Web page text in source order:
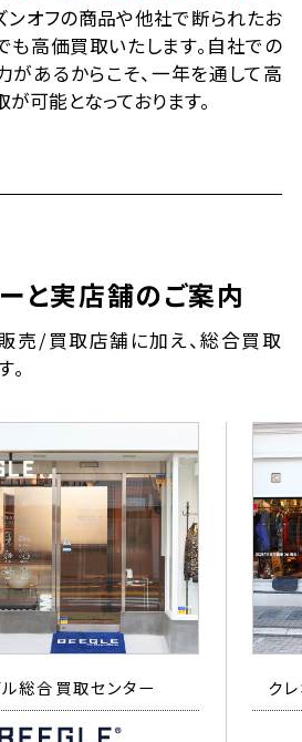
ンオフの商品や他社で断られたお
も高価買取いたします。自社での
があるからこそ、一年を通して高
可能となっております。
と実店舗のご案内
売/買取店舗に加え、総合買取
総合買取センター ク